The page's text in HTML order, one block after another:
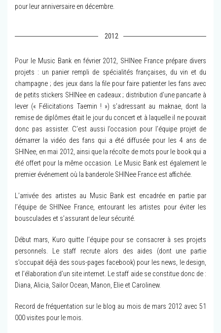
pour leur anniversaire en décembre.
2012
Pour le Music Bank en février 2012, SHINee France prépare divers
projets : un panier rempli de spécialités françaises, du vin et du
champagne ; des jeux dans la file pour faire patienter les fans avec
de petits stickers SHINee en cadeaux ; distribution d’une pancarte à
lever (« Félicitations Taemin ! ») s’adressant au maknae, dont la
remise de diplômes était le jour du concert et à laquelle il ne pouvait
donc pas assister. C’est aussi l’occasion pour l’équipe projet de
démarrer la vidéo des fans qui a été diffusée pour les 4 ans de
SHINee, en mai 2012, ainsi que la récolte de mots pour le book qui a
été offert pour la même occasion. Le Music Bank est également le
premier événement où la banderole SHINee France est affichée.
L’arrivée des artistes au Music Bank est encadrée en partie par
l’équipe de SHINee France, entourant les artistes pour éviter les
bousculades et s’assurant de leur sécurité.
Début mars, Kuro quitte l’équipe pour se consacrer à ses projets
personnels. Le staff recrute alors des aides (dont une partie
s’occupait déjà des sous-pages facebook) pour les news, le design,
et l’élaboration d’un site internet. Le staff aide se constitue donc de :
Diana, Alicia, Sailor Ocean, Manon, Elie et Carolinew.
Record de fréquentation sur le blog au mois de mars 2012 avec 51
000 visites pour le mois.